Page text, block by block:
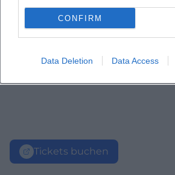
CONFIRM
Data Deletion Data Access
Tickets buchen